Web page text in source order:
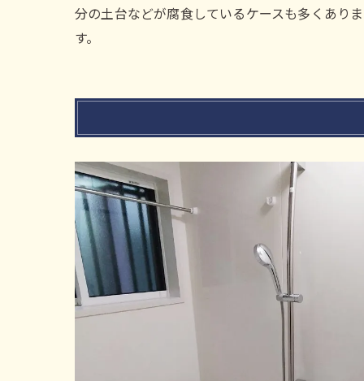
分の土台などが腐食しているケースも多くありま
す。